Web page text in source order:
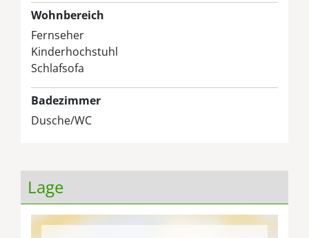
Wohnbereich
Fernseher
Kinderhochstuhl
Schlafsofa
Badezimmer
Dusche/WC
Lage